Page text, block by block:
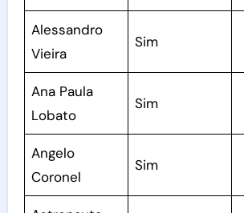
Alessandro
Vieira
Sim
Ana Paula
Lobato
Sim
Angelo
Coronel
Sim